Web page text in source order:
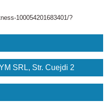
100054201683401/?
SRL, Str. Cuejdi 2